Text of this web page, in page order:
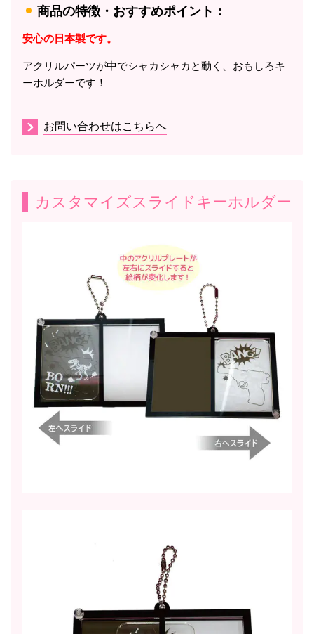
商品の特徴・おすすめポイント：
安心の日本製です。
アクリルパーツが中でシャカシャカと動く、おもしろキ
ーホルダーです！
お問い合わせはこちらへ
カスタマイズスライドキーホルダー